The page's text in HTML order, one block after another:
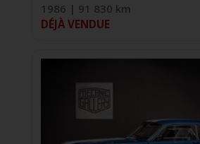
1986 | 91 830 km
DÉJÀ VENDUE